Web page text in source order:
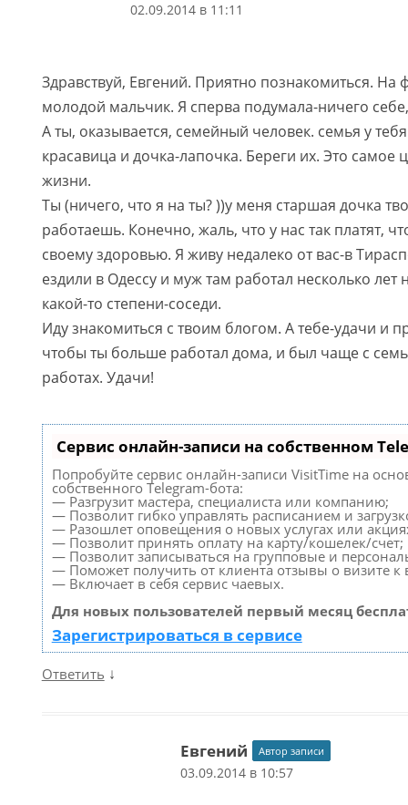
02.09.2014 в 11:11
Здравствуй, Евгений. Приятно познакомиться. На
молодой мальчик. Я сперва подумала-ничего
А ты, оказывается, семейный человек. семья у
красавица и дочка-лапочка. Береги их. Это самое
жизни.
Ты (ничего, что я на ты? ))у меня старшая дочка
работаешь. Конечно, жаль, что у нас так платят,
своему здоровью. Я живу недалеко от вас-в
ездили в Одессу и муж там работал несколько лет
какой-то степени-соседи.
Иду знакомиться с твоим блогом. А тебе-удачи и
чтобы ты больше работал дома, и был чаще с
работах. Удачи!
Сервис онлайн-записи на собственном
Попробуйте сервис онлайн-записи VisitTime на
собственного Telegram-бота:
— Разгрузит мастера, специалиста или компанию;
— Позволит гибко управлять расписанием и
— Разошлет оповещения о новых услугах или
— Позволит принять оплату на карту/кошелек/счет;
— Позволит записываться на групповые и
— Поможет получить от клиента отзывы о визите к
— Включает в себя сервис чаевых.
Для новых пользователей первый месяц
Зарегистрироваться в сервисе
Ответить ↓
Евгений Автор записи
03.09.2014 в 10:57